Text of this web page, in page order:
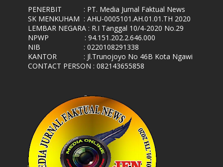
PENERBIT
: PT. Media Jurnal Faktual News
SK MENKUHAM : AHU-0005101.AH.01.01.TH 2020
LEMBAR NEGARA : R.I Tanggal 10/4-2020 No.29
NPWP
: 94.151.202.2.646.000
NIB
: 0220108291338
KANTOR
: Jl.Trunojoyo No 46B Kota Ngawi
CONTACT PERSON : 082143655858